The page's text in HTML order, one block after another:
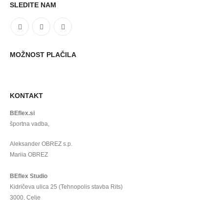
SLEDITE NAM
MOŽNOST PLAČILA
KONTAKT
BEflex.si
športna vadba,
Aleksander OBREZ s.p.
Mariia OBREZ
BEflex Studio
Kidričeva ulica 25 (Tehnopolis stavba Rits)
3000, Celje